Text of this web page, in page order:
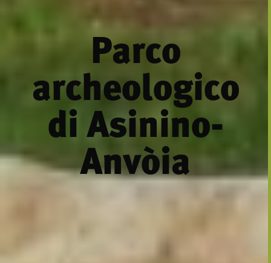
Parco
archeologico
di Asinino-
Anvòia